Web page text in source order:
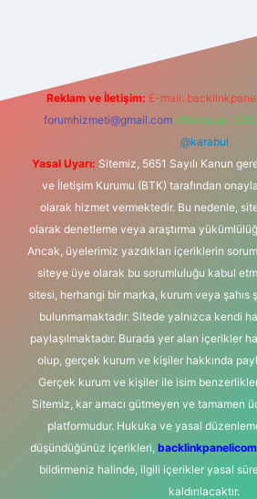
Reklam ve İletişim: E-mail:
forumhizmeti@gmail.com Whatsapp:
@karabul
Yasal Uyarı: Sitemiz, 5651 Sayılı Kanun
ve İletişim Kurumu (BTK) tarafından
olarak hizmet vermektedir. Bu nedenle,
olarak denetleme veya araştırma
Ancak, üyelerimiz yazdıkları içeriklerin
siteye üye olarak bu sorumluluğu kabul
sitesi, herhangi bir marka, kurum veya şahıs
bulunmamaktadır. Sitede yalnızca kendi
paylaşılmaktadır. Burada yer alan içerikler
olup, gerçek kurum ve kişiler hakkında
Gerçek kurum ve kişiler ile isim
Sitemiz, kar amacı gütmeyen ve tamamen
platformudur. Hukuka ve yasal
düşündüğünüz içerikleri,
bildirmeniz halinde, ilgili içerikler yasal
kaldırılacaktır.